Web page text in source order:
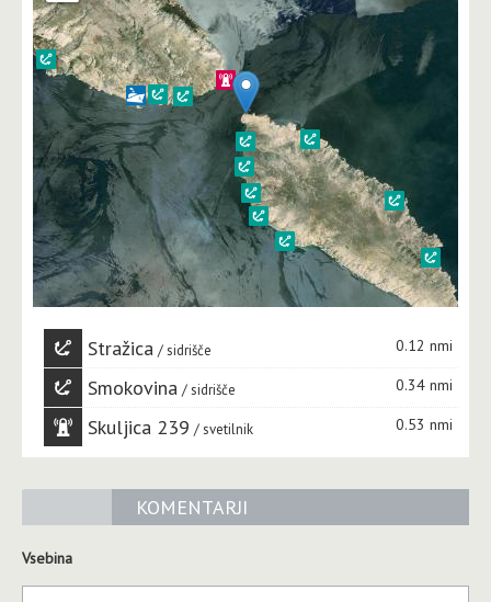
Stražica sidrišče 0.12 nmi
Smokovina sidrišče 0.34 nmi
Skuljica 239 svetilnik 0.53 nmi
KOMENTARJI
Vsebina